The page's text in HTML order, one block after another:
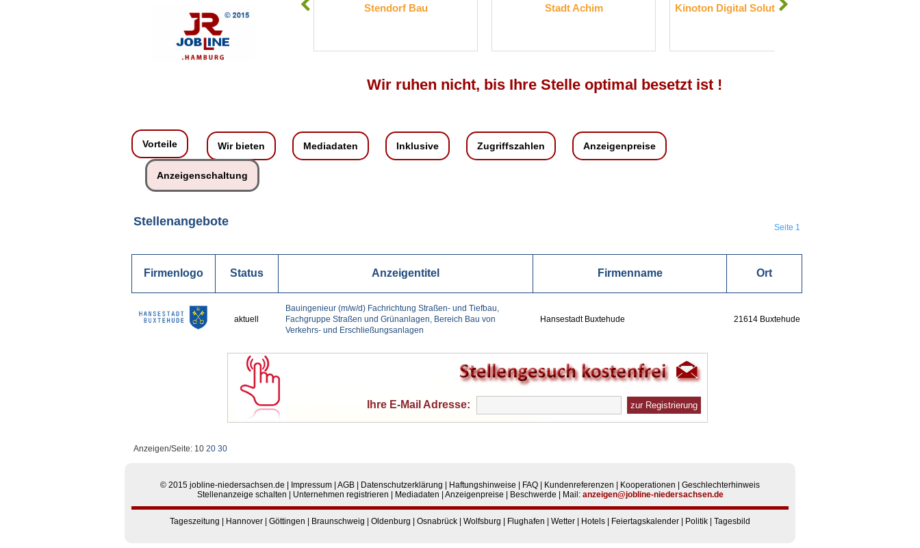
Stendorf Bau Stadt Achim Kinoton Digital Solutions GmbH
Wir ruhen nicht, bis Ihre Stelle optimal besetzt ist !
Vorteile Wir bieten Mediadaten Inklusive Zugriffszahlen Anzeigenpreise
Anzeigenschaltung
Stellenangebote Seite 1
Firmenlogo Status Anzeigentitel Firmenname Ort
aktuell
Bauingenieur (m/w/d) Fachrichtung Straßen- und Tiefbau,
Fachgruppe Straßen und Grünanlagen, Bereich Bau von
Verkehrs- und Erschließungsanlagen
Hansestadt Buxtehude 21614 Buxtehude
Ihre E-Mail Adresse:
Anzeigen/Seite: 10 20 30
© 2015 jobline-niedersachsen.de | Impressum | AGB | Datenschutzerklärung | Haftungshinweise | FAQ | Kundenreferenzen | Kooperationen | Geschlechterhinweis
Stellenanzeige schalten | Unternehmen registrieren | Mediadaten | Anzeigenpreise | Beschwerde | Mail: anzeigen@jobline-niedersachsen.de
Tageszeitung | Hannover | Göttingen | Braunschweig | Oldenburg | Osnabrück | Wolfsburg | Flughafen | Wetter | Hotels | Feiertagskalender | Politik | Tagesbild